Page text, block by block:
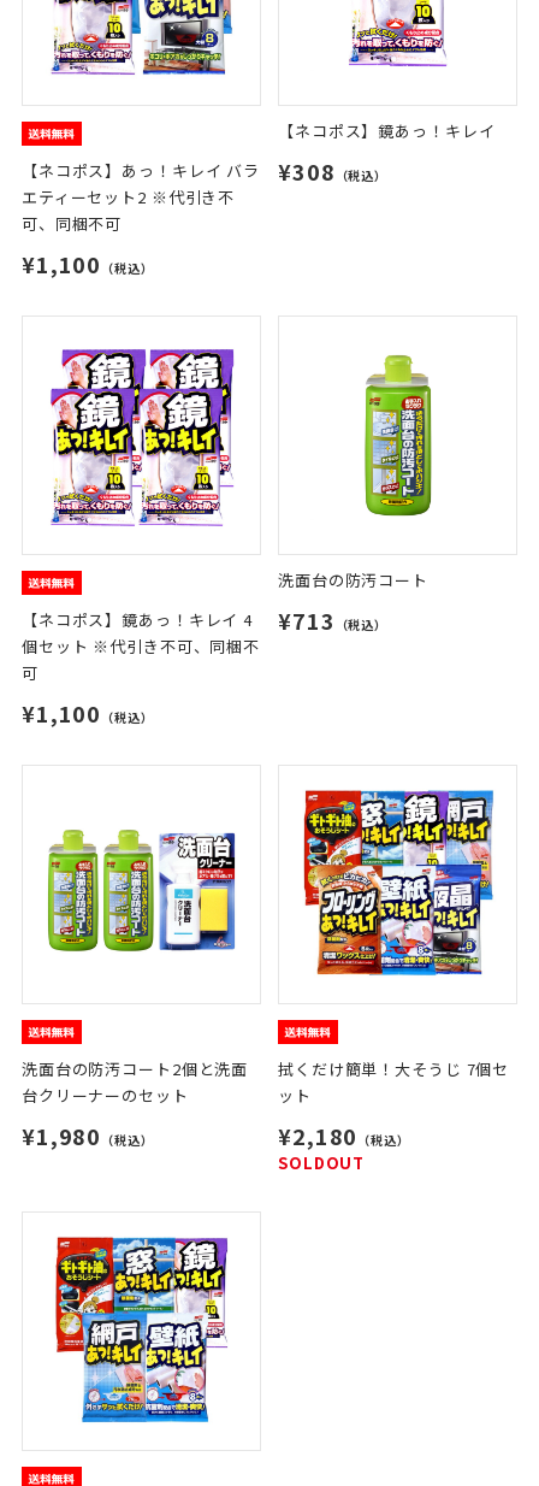
【ネコポス】あっ！キレイ バラ
エティーセット2 ※代引き不
可、同梱不可
¥1,100 （税込）
【ネコポス】鏡あっ！キレイ
¥308 （税込）
【ネコポス】鏡あっ！キレイ 4
個セット ※代引き不可、同梱不
可
¥1,100 （税込）
洗面台の防汚コート
¥713 （税込）
洗面台の防汚コート2個と洗面
台クリーナーのセット
¥1,980 （税込）
拭くだけ簡単！大そうじ 7個セ
ット
¥2,180 （税込）
SOLDOUT